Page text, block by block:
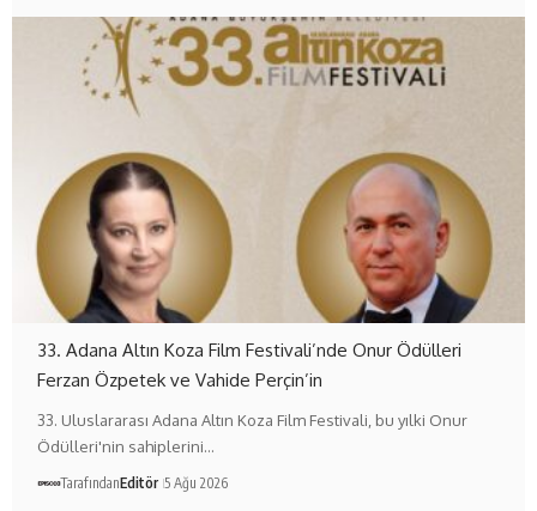
33. Adana Altın Koza Film Festivali’nde Onur Ödülleri
Ferzan Özpetek ve Vahide Perçin’in
33. Uluslararası Adana Altın Koza Film Festivali, bu yılki Onur
Ödülleri'nin sahiplerini…
TarafındanEditör 5 Ağu 2026